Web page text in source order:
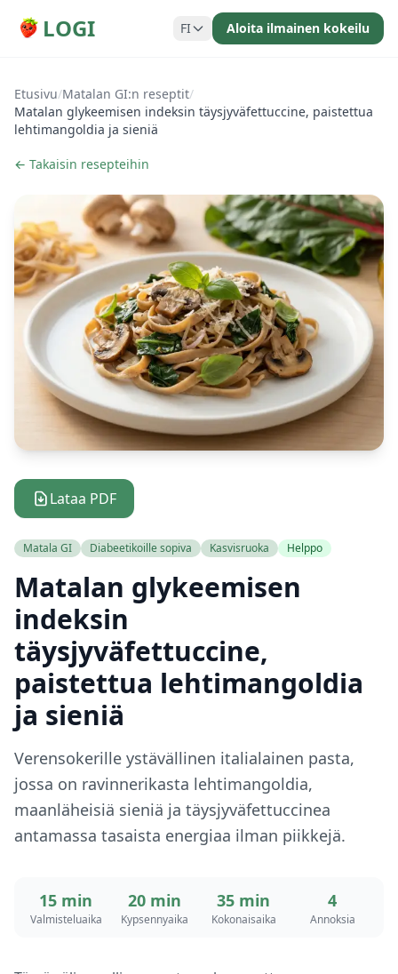
LOGI FI Aloita ilmainen kokeilu
Etusivu/Matalan GI:n reseptit/
Matalan glykeemisen indeksin täysjyväfettuccine, paistettua
lehtimangoldia ja sieniä
← Takaisin resepteihin
Lataa PDF
Matala GI Diabeetikoille sopiva Kasvisruoka Helppo
Matalan glykeemisen
indeksin
täysjyväfettuccine,
paistettua lehtimangoldia
ja sieniä
Verensokerille ystävällinen italialainen pasta,
jossa on ravinnerikasta lehtimangoldia,
maanläheisiä sieniä ja täysjyväfettuccinea
antamassa tasaista energiaa ilman piikkejä.
15 min
Valmisteluaika
20 min
Kypsennyaika
35 min
Kokonaisaika
4
Annoksia